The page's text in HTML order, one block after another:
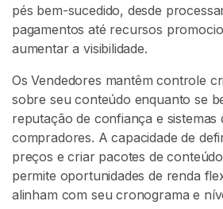
pés bem-sucedido, desde
pagamentos até recursos
aumentar a visibilidade.
Os Vendedores mantêm controle
sobre seu conteúdo enquanto se
reputação de confiança e sistemas
compradores. A capacidade de
preços e criar pacotes de
permite oportunidades de renda
alinham com seu cronograma e
h
i
s
a
P
o
r
P
é
s